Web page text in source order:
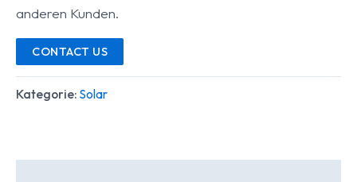
anderen Kunden.
CONTACT US
Kategorie:Solar